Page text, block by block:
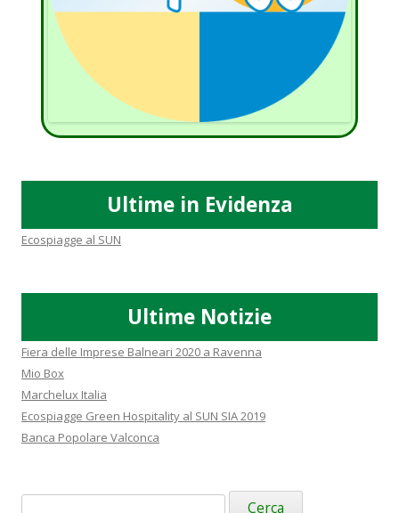
Ultime in Evidenza
Ecospiagge al SUN
Ultime Notizie
Fiera delle Imprese Balneari 2020 a Ravenna
Mio Box
Marchelux Italia
Ecospiagge Green Hospitality al SUN SIA 2019
Banca Popolare Valconca
Ricerca